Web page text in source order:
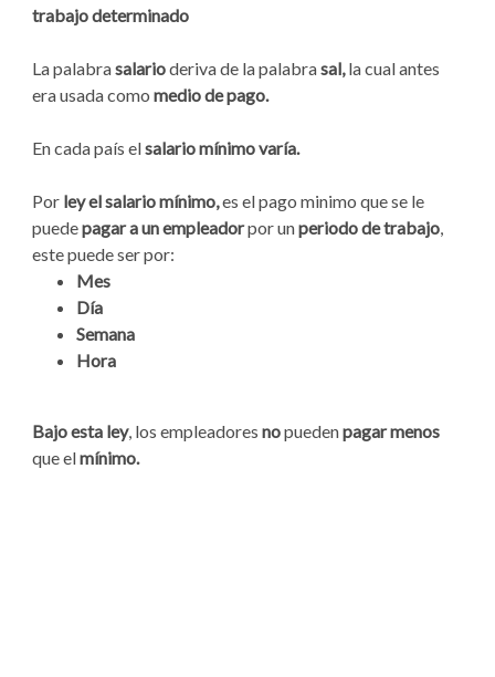
trabajo determinado
La palabrasalarioderiva de la palabrasal,la cual antes
era usada como medio de pago.
En cada país elsalario mínimo varía.
Por ley el salario mínimo,es el pago minimo que se le
puedepagar a un empleadorpor unperiodo de trabajo,
este puede ser por:
Mes
Día
Semana
Hora
Bajo esta ley, los empleadores nopuedenpagarmenos
que elmínimo.